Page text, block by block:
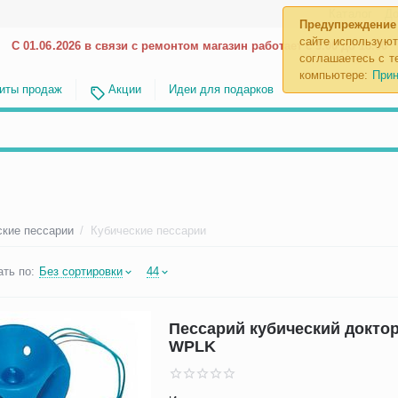
Предупреждение
сайте
соглашаетесь с
компьютере:
С 01.06.2026 в связи с ремонтом магазин работает с 9.00 до 18.00
продаж Акции Идеи для подарков
пессарии / Кубические пессарии
по: Без сортировки 44
Пессарий кубический
WPLK